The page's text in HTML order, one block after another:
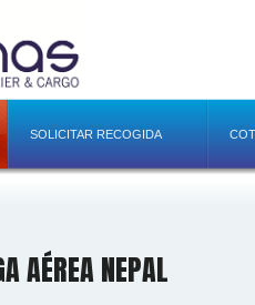
SOLICITAR RECOGIDA
AÉREA NEPAL